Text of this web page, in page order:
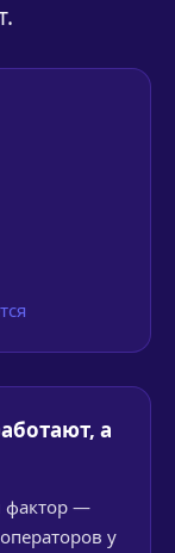
а
фактор —
у